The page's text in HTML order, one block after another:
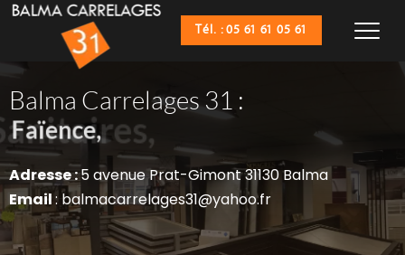
Tél. : 05 61 61 05 61
Balma Carrelages 31 :
Faïence,
Sanitaires,
Adresse : 5 avenue Prat-Gimont 31130 Balma
Email : balmacarrelages31@yahoo.fr